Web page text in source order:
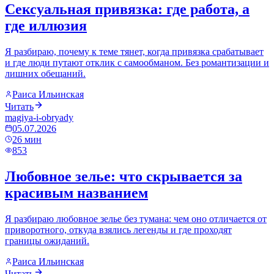
Сексуальная привязка: где работа, а
где иллюзия
Я разбираю, почему к теме тянет, когда привязка срабатывает
и где люди путают отклик с самообманом. Без романтизации и
лишних обещаний.
Раиса Ильинская
Читать
magiya-i-obryady
05.07.2026
26 мин
853
Любовное зелье: что скрывается за
красивым названием
Я разбираю любовное зелье без тумана: чем оно отличается от
приворотного, откуда взялись легенды и где проходят
границы ожиданий.
Раиса Ильинская